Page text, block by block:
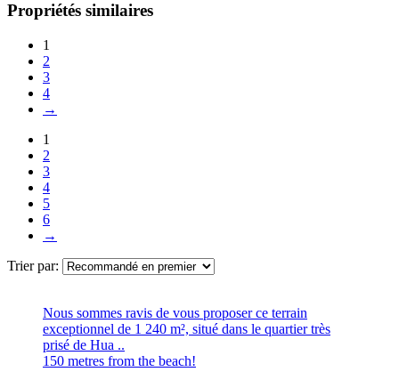
Propriétés similaires
1
2
3
4
→
1
2
3
4
5
6
→
Trier par:
Nous sommes ravis de vous proposer ce terrain
exceptionnel de 1 240 m², situé dans le quartier très
prisé de Hua ..
150 metres from the beach!